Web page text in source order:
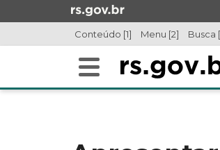
para
para
Conteúdo [1] Menu [2] Busca
Alterna